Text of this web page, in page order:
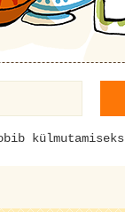
külmutamiseks